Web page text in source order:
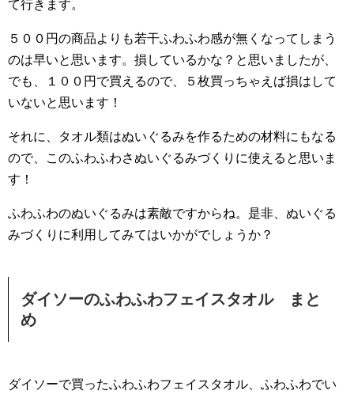
て行きます。
５００円の商品よりも若干ふわふわ感が無くなってしまう
のは早いと思います。損しているかな？と思いましたが、
でも、１００円で買えるので、５枚買っちゃえば損はして
いないと思います！
それに、タオル類はぬいぐるみを作るための材料にもなる
ので、このふわふわさぬいぐるみづくりに使えると思いま
す！
ふわふわのぬいぐるみは素敵ですからね。是非、ぬいぐる
みづくりに利用してみてはいかがでしょうか？
ダイソーのふわふわフェイスタオル まと
め
ダイソーで買ったふわふわフェイスタオル、ふわふわでい